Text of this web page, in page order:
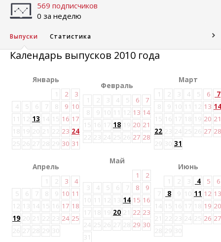
569 подписчиков
0 за неделю
Выпуски Статистика
Календарь выпусков 2010 года
Январь
1
2
3
4
5 6 7 8 9 10
11 12 13 14 15 16 17
18 19 20 21 22 23 24
25 26 27 28 29 30 31
Февраль
1
2 3 4 5 6
7
8
9 10 11 12 13 14
15 16 17 18 19 20 21
22 23 24 25 26 27 28
Март
1
2 3 4 5 6
7
8
9 10 11 12 13 14
15 16 17 18 19 20 21
22 23 24 25 26 27 28
29 30 31
Апрель
1
2 3
4
5
6 7 8 9 10 11
12 13 14 15 16 17 18
19 20 21 22 23 24 25
26 27 28 29 30
Май
1
2
3
4 5 6 7 8
9
10 11 12 13 14 15 16
17 18 19 20 21 22 23
24 25 26 27 28 29 30
31
Июнь
1
2 3 4 5
6
7
8 9 10 11 12 13
14 15 16 17 18 19 20
21 22 23 24 25 26 27
28 29 30